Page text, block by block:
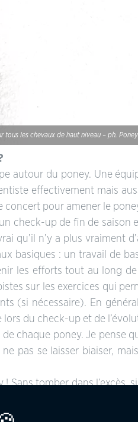
les chevaux de haut niveau – ph.
autour du poney. Une
effectivement mais
pour amener le
check-up de fin de saison
qu’il n’y a plus vraiment
basiques : un travail de
les efforts tout au long
sur les exercices qui
(si nécessaire). En
du check-up et de
chaque poney. Je pense
pas se laisser biaiser,
tomber dans l’excès,
monte notable, il faut se
bien de « grosses »